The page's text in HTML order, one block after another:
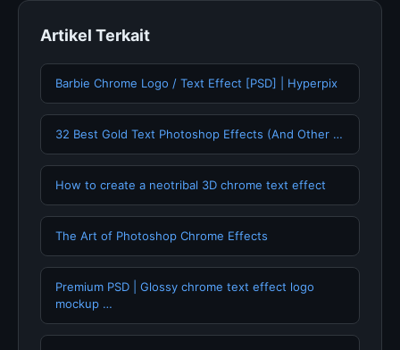
Artikel Terkait
Barbie Chrome Logo / Text Effect [PSD] | Hyperpix
32 Best Gold Text Photoshop Effects (And Other …
How to create a neotribal 3D chrome text effect
The Art of Photoshop Chrome Effects
Premium PSD | Glossy chrome text effect logo
mockup …